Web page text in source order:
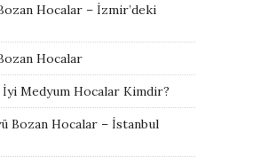
Hocalar – İzmir’deki
Hocalar
İyi Medyum Hocalar Kimdir?
Bozan Hocalar – İstanbul